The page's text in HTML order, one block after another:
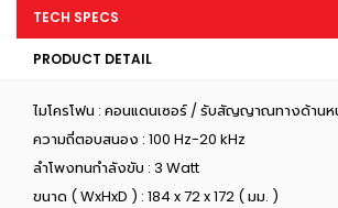
TECH SPECS
PRODUCT DETAIL
ไมโครโฟน : คอนแดนเซอร์ / รับสัญญาณทางด้านห
ความถี่ตอบสนอง : 100 Hz-20 kHz
ลำโพงทนกำลังขับ : 3 Watt
ขนาด ( WxHxD ) : 184 x 72 x 172 ( มม. )